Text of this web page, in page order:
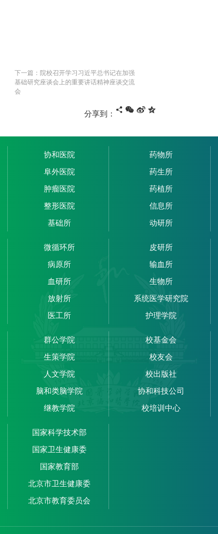
下一篇：院校召开学习习近平总书记在加强
基础研究座谈会上的重要讲话精神座谈交流
会
分享到：
协和医院
阜外医院
肿瘤医院
整形医院
基础所
药物所
药生所
药植所
信息所
动研所
微循环所
病原所
血研所
放射所
医工所
皮研所
输血所
生物所
系统医学研究院
护理学院
群公学院
生策学院
人文学院
脑和类脑学院
继教学院
校基金会
校友会
校出版社
协和科技公司
校培训中心
国家科学技术部
国家卫生健康委
国家教育部
北京市卫生健康委
北京市教育委员会